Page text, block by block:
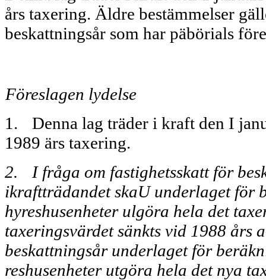
års taxering. Äldre bestämmelser
beskattningsår som har päbörials
Föreslagen lydelse
1.
Denna lag träder i kraft den I
1989 ärs taxering.
2.
I fråga om fastighetsskatt för
ikraftträdandet skaU underla­get för
hyreshusenheter ulgöra hela det
taxeringsvärdet sänkts vid 1988 års
be­skattningsår underlaget för
reshusenheter utgöra hela det nya